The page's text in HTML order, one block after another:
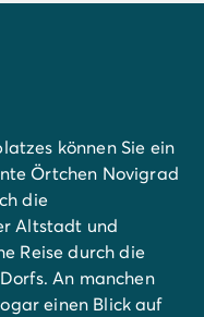
können Sie ein
Örtchen Novigrad
die
Altstadt und
Reise durch die
An manchen
einen Blick auf